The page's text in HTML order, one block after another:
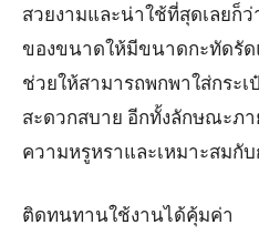
สวยงามและน่าใช้ที่สุดเลยก็
ของขนาดให้มีขนาดกะทัดรั
ช่วยให้สามารถพกพาใส่กระ
สะดวกสบาย อีกทั้งลักษณะภ
ความหรูหราและเหมาะสมกั
ติดทนทานใช้งานได้คุ้มค่า